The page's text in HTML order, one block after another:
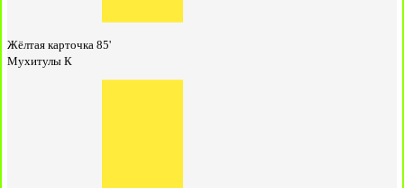
Жёлтая карточка 85'
Мухитулы К